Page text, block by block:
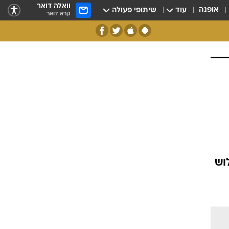
אופנה עוד שיתופי פעולה וואלה דואר
קרא דואר